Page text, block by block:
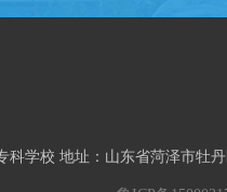
科学校 地址：山东省菏泽市牡